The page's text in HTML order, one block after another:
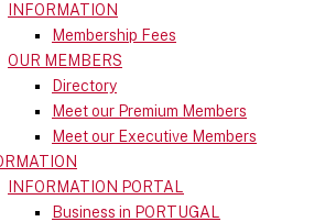
INFORMATION
Membership Fees
OUR MEMBERS
Directory
Meet our Premium Members
Meet our Executive Members
INFORMATION PORTAL
Business in PORTUGAL